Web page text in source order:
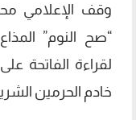
وقف الإعلامي
“صح النوم”
لقراءة الفاتحة
خادم الحرمين